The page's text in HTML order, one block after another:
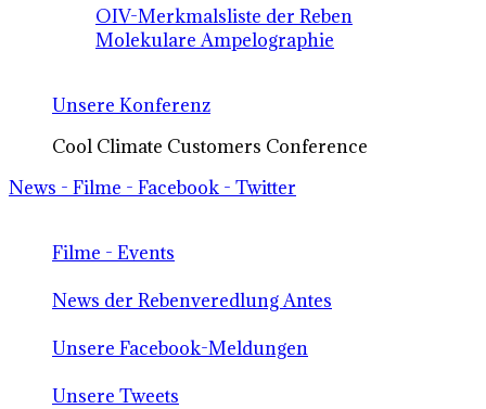
OIV-Merkmalsliste der Reben
Molekulare Ampelographie
Unsere Konferenz
Cool Climate Customers Conference
News - Filme - Facebook - Twitter
Filme - Events
News der Rebenveredlung Antes
Unsere Facebook-Meldungen
Unsere Tweets